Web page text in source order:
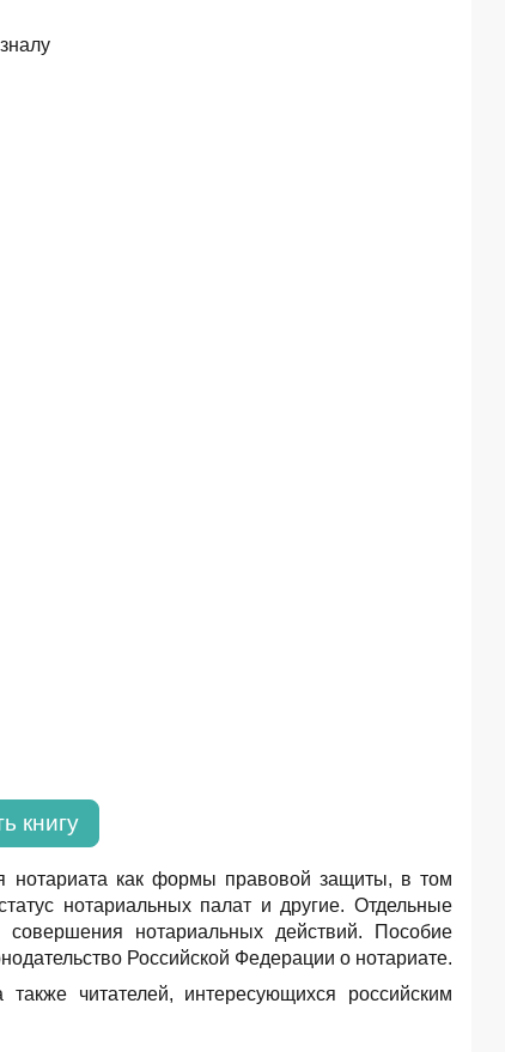
книгу
нотариата как формы правовой защиты, в том
нотариальных палат и другие. Отдельные
нотариальных действий. Пособие
Российской Федерации о нотариате.
читателей, интересующихся российским